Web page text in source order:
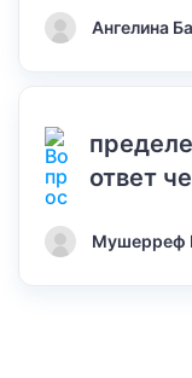
Ангелина
ответ
Мушерреф